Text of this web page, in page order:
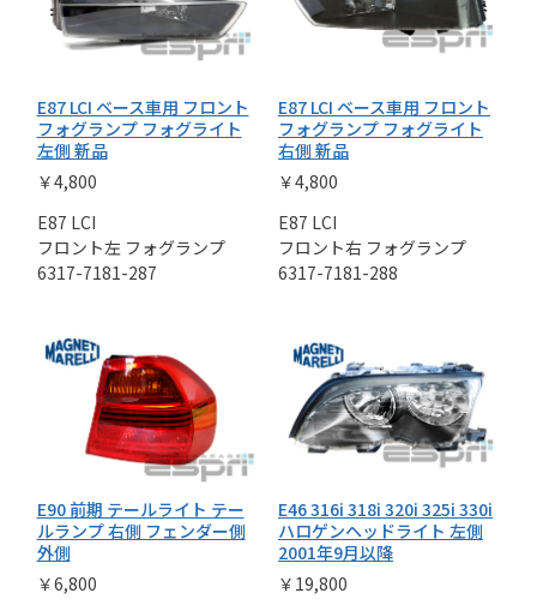
E87 LCI ベース車用 フロント
フォグランプ フォグライト
左側 新品
￥4,800
E87 LCI
フロント左 フォグランプ
6317-7181-287
E87 LCI ベース車用 フロント
フォグランプ フォグライト
右側 新品
￥4,800
E87 LCI
フロント右 フォグランプ
6317-7181-288
E90 前期 テールライト テー
ルランプ 右側 フェンダー側
外側
￥6,800
E46 316i 318i 320i 325i 330i
ハロゲンヘッドライト 左側
2001年9月以降
￥19,800